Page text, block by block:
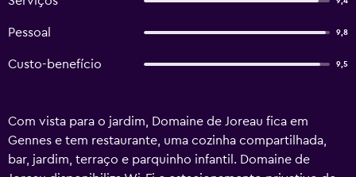
Pessoal 9,8
Custo-benefício 9,5
Com vista para o jardim, Domaine de Joreau fica em
Gennes e tem restaurante, uma cozinha compartilhada,
bar, jardim, terraço e parquinho infantil. Domaine de